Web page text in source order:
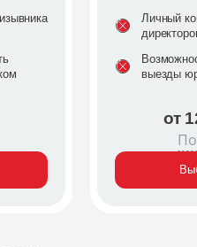
Личный
выезды
от